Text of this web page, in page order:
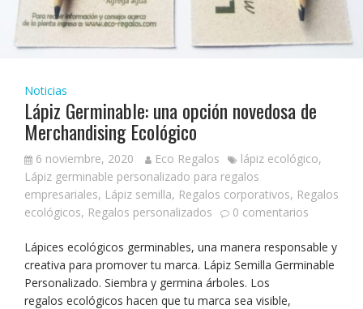
Noticias
Lápiz Germinable: una opción novedosa de
Merchandising Ecológico
6 noviembre, 2020 Eco Regalos lápiz ecológico,
Lápiz germinable personalizado para regalos
empresariales, Lápiz semilla, Regalos corporativos, Regalos
ecológicos, Regalos personalizados 0 comentarios
Lápices ecológicos germinables, una manera responsable y
creativa para promover tu marca. Lápiz Semilla Germinable
Personalizado. Siembra y germina árboles. Los
regalos ecológicos hacen que tu marca sea visible,